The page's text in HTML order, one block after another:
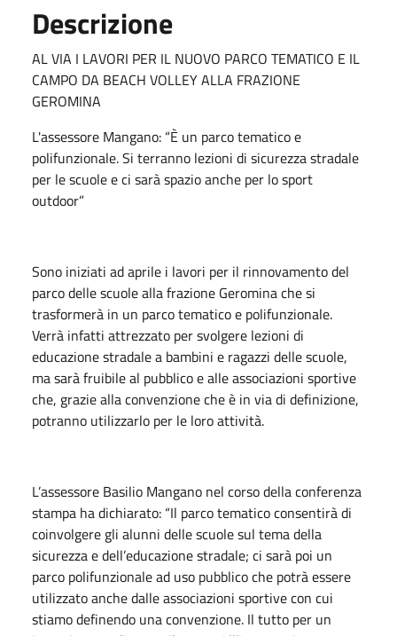
Descrizione
AL VIA I LAVORI PER IL NUOVO PARCO TEMATICO E IL
CAMPO DA BEACH VOLLEY ALLA FRAZIONE
GEROMINA
L'assessore Mangano: “È un parco tematico e
polifunzionale. Si terranno lezioni di sicurezza stradale
per le scuole e ci sarà spazio anche per lo sport
outdoor”
Sono iniziati ad aprile i lavori per il rinnovamento del
parco delle scuole alla frazione Geromina che si
trasformerà in un parco tematico e polifunzionale.
Verrà infatti attrezzato per svolgere lezioni di
educazione stradale a bambini e ragazzi delle scuole,
ma sarà fruibile al pubblico e alle associazioni sportive
che, grazie alla convenzione che è in via di definizione,
potranno utilizzarlo per le loro attività.
L’assessore Basilio Mangano nel corso della conferenza
stampa ha dichiarato: “Il parco tematico consentirà di
coinvolgere gli alunni delle scuole sul tema della
sicurezza e dell’educazione stradale; ci sarà poi un
parco polifunzionale ad uso pubblico che potrà essere
utilizzato anche dalle associazioni sportive con cui
stiamo definendo una convenzione. Il tutto per un